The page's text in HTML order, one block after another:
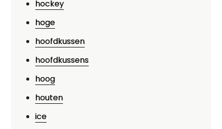
hockey
hoge
hoofdkussen
hoofdkussens
hoog
houten
ice